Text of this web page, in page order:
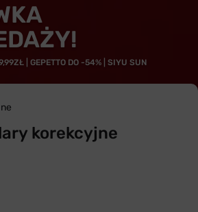
| GEPETTO DO -54% | SIYU SUN
korekcyjne